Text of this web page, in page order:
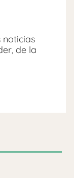
noticias
de la